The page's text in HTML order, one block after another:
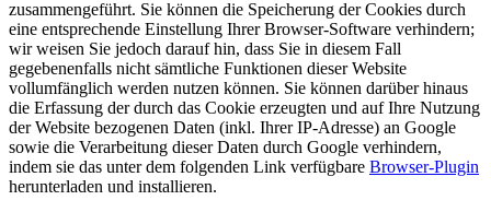
zusammengeführt. Sie können die Speicherung der Cookies durch
eine entsprechende Einstellung Ihrer Browser-Software verhindern;
wir weisen Sie jedoch darauf hin, dass Sie in diesem Fall
gegebenenfalls nicht sämtliche Funktionen dieser Website
vollumfänglich werden nutzen können. Sie können darüber hinaus
die Erfassung der durch das Cookie erzeugten und auf Ihre Nutzung
der Website bezogenen Daten (inkl. Ihrer IP-Adresse) an Google
sowie die Verarbeitung dieser Daten durch Google verhindern,
indem sie das unter dem folgenden Link verfügbare Browser-Plugin
herunterladen und installieren.